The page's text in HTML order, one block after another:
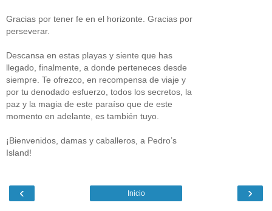
Gracias por tener fe en el horizonte. Gracias por
perseverar.
Descansa en estas playas y siente que has
llegado, finalmente, a donde perteneces desde
siempre. Te ofrezco, en recompensa de viaje y
por tu denodado esfuerzo, todos los secretos, la
paz y la magia de este paraíso que de este
momento en adelante, es también tuyo.
¡Bienvenidos, damas y caballeros, a Pedro’s
Island!
‹ ›
Inicio